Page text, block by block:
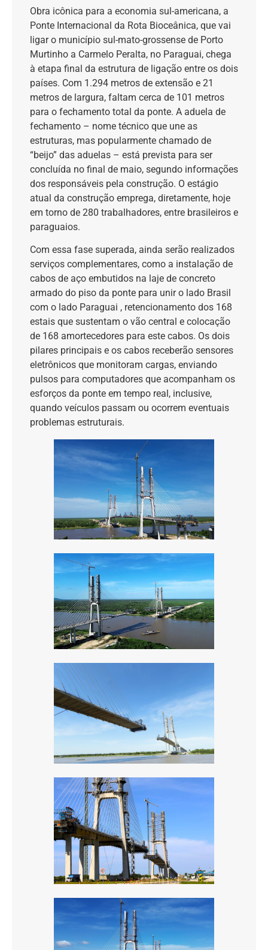
Obra icônica para a economia sul-americana, a
Ponte Internacional da Rota Bioceânica, que vai
ligar o município sul-mato-grossense de Porto
Murtinho a Carmelo Peralta, no Paraguai, chega
à etapa final da estrutura de ligação entre os dois
países. Com 1.294 metros de extensão e 21
metros de largura, faltam cerca de 101 metros
para o fechamento total da ponte. A aduela de
fechamento – nome técnico que une as
estruturas, mas popularmente chamado de
“beijo” das aduelas – está prevista para ser
concluída no final de maio, segundo informações
dos responsáveis pela construção. O estágio
atual da construção emprega, diretamente, hoje
em torno de 280 trabalhadores, entre brasileiros e
paraguaios.
Com essa fase superada, ainda serão realizados
serviços complementares, como a instalação de
cabos de aço embutidos na laje de concreto
armado do piso da ponte para unir o lado Brasil
com o lado Paraguai , retencionamento dos 168
estais que sustentam o vão central e colocação
de 168 amortecedores para este cabos. Os dois
pilares principais e os cabos receberão sensores
eletrônicos que monitoram cargas, enviando
pulsos para computadores que acompanham os
esforços da ponte em tempo real, inclusive,
quando veículos passam ou ocorrem eventuais
problemas estruturais.